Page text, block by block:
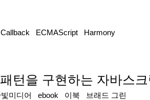
Callback ECMAScript
Harmony
턴을 구현하는 자바스
미디어 ebook 이북
브래드 그린